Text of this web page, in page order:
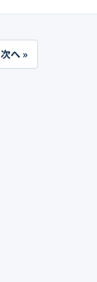
次へ »